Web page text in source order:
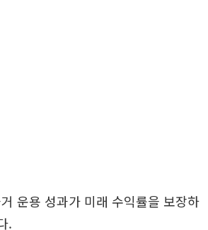
운용 성과가 미래 수익률을 보장하
.